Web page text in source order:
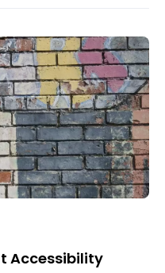
Accessibility